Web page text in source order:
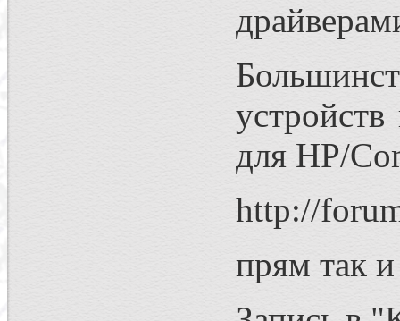
для HP/
http://
прям так